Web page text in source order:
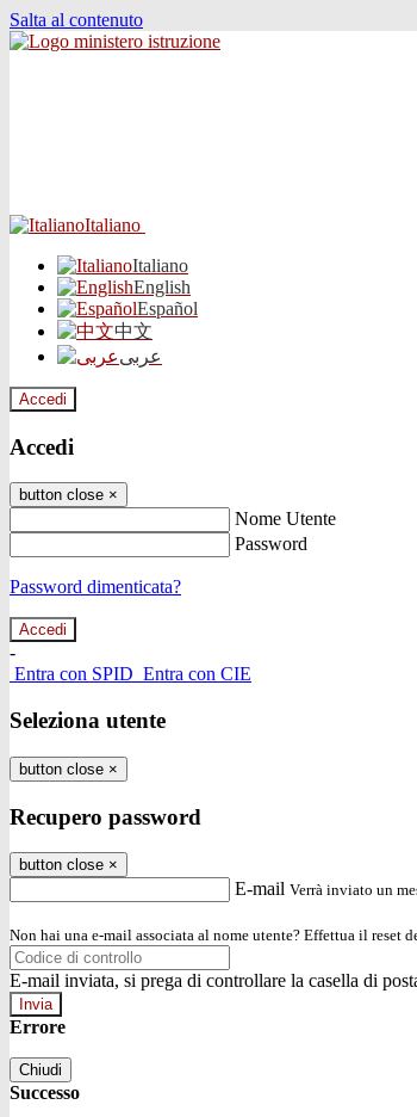
Salta al contenuto
Italiano
Italiano
English
Español
中文
عربى
Accedi
Accedi
button close ×
Nome Utente
Password
Password dimenticata?
-
Entra con SPID Entra con CIE
Seleziona utente
button close ×
Recupero password
button close ×
E-mail Verrà inviato un
Non hai una e-mail associata al nome utente? Effettua il reset
E-mail inviata, si prega di controllare la casella di
Errore
Chiudi
Successo